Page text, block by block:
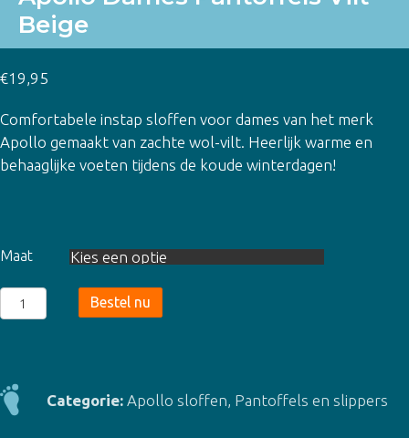
5
gebaseerd
opklant
waarderinge
Beige
€19,95
Comfortabele instap sloffen voor dames van het merk
Apollo gemaakt van zachte wol-vilt. Heerlijk warme en
behaaglijke voeten tijdens de koude winterdagen!
Maat
Apollo
Dames
Beige
aantal
Bestel nu
Categorie: Apollo sloffen, Pantoffels en slippers